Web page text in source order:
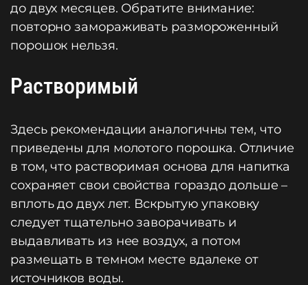
до двух месяцев. Обратите внимание:
повторно замораживать размороженный
порошок нельзя.
Растворимый
Здесь рекомендации аналогичны тем, что
приведены для молотого порошка. Отличие
в том, что растворимая основа для напитка
сохраняет свои свойства гораздо дольше –
вплоть до двух лет. Вскрытую упаковку
следует тщательно заворачивать и
выдавливать из нее воздух, а потом
размещать в темном месте вдалеке от
источников воды.